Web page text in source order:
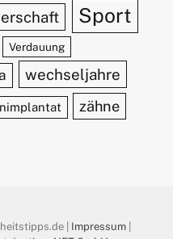
Sport
Verdauung
wechseljahre
zähne
| Impressum|